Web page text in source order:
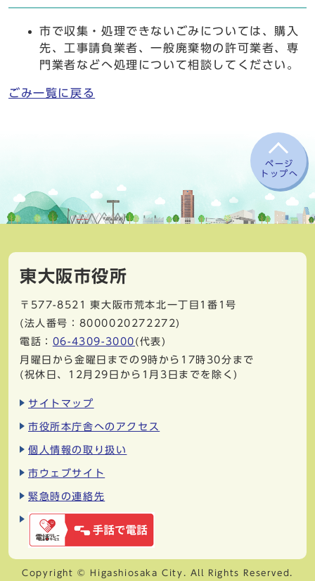
市で収集・処理できないごみについては、購入
先、工事請負業者、一般廃棄物の許可業者、専
門業者などへ処理について相談してください。
ごみ一覧に戻る
ページ
トップへ
東大阪市役所
〒577-8521
東大阪市荒本北一丁目1番1号
(法人番号：8000020272272)
電話： 06-4309-3000 (代表)
月曜日から金曜日までの9時から17時30分まで
(祝休日、12月29日から1月3日までを除く)
サイトマップ
市役所本庁舎へのアクセス
個人情報の取り扱い
市ウェブサイト
緊急時の連絡先
Copyright © Higashiosaka City. All Rights Reserved.